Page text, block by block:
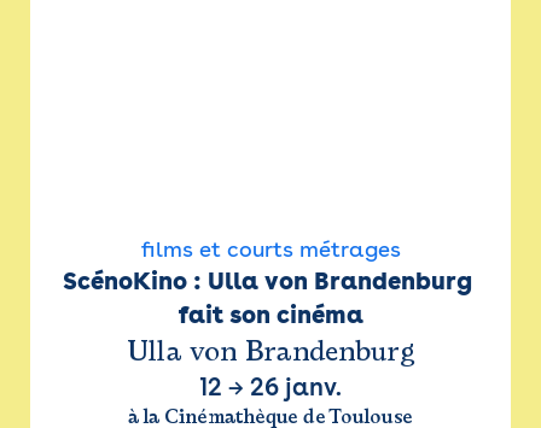
films et courts métrages
ScénoKino : Ulla von Brandenburg
fait son cinéma
Ulla von Brandenburg
12 → 26 janv.
à la Cinémathèque de Toulouse